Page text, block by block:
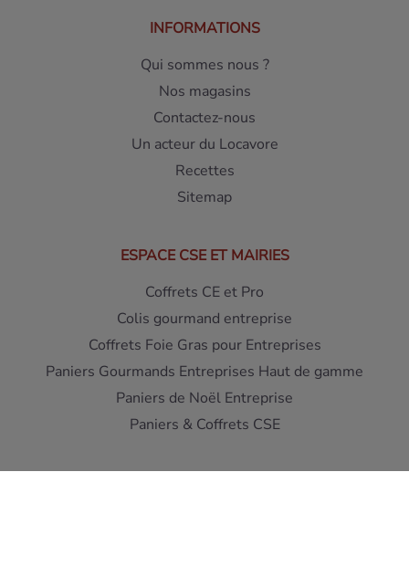
INFORMATIONS
Qui sommes nous ?
Nos magasins
Contactez-nous
Un acteur du Locavore
Recettes
Sitemap
ESPACE CSE ET MAIRIES
Coffrets CE et Pro
Colis gourmand entreprise
Coffrets Foie Gras pour Entreprises
Paniers Gourmands Entreprises Haut de gamme
Paniers de Noël Entreprise
Paniers & Coffrets CSE